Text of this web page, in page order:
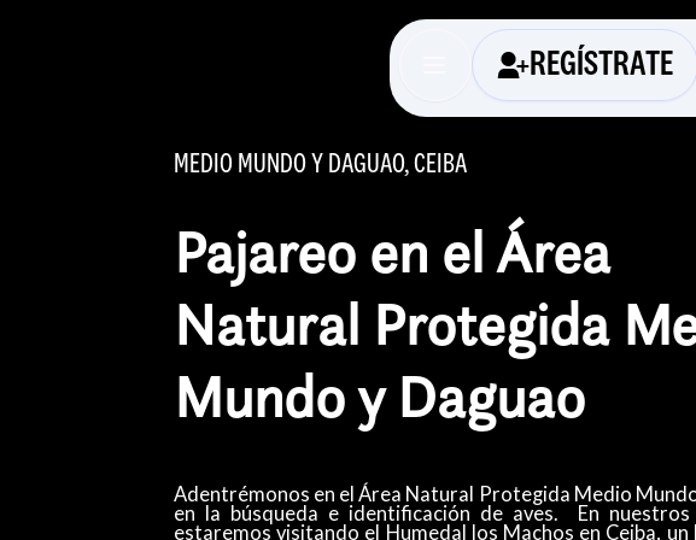
REGÍSTRATE
MEDIO MUNDO Y DAGUAO, CEIBA
Pajareo en el Área
Natural Protegida
Mundo y Daguao
Adentrémonos en el Área Natural Protegida Medio
en la búsqueda e identificación de aves.
En
estaremos visitando el Humedal los Machos en Ceiba,